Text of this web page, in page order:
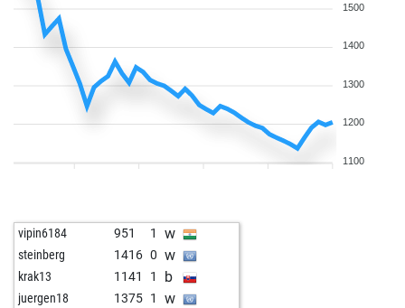
1500
1400
1300
1200
1100
vipin6184 951 1 w
steinberg 1416 0 w
krak13 1141 1 b
juergen18 1375 1 w